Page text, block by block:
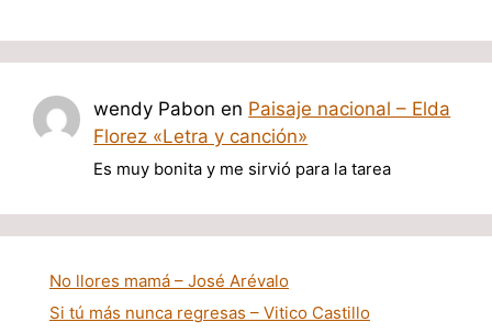
wendy Pabon en Paisaje nacional – Elda
Florez «Letra y canción»
Es muy bonita y me sirvió para la tarea
No llores mamá – José Arévalo
Si tú más nunca regresas – Vitico Castillo